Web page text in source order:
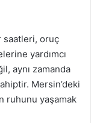
saatleri, oruç
yardımcı
aynı zamanda
Mersin’deki
ruhunu yaşamak